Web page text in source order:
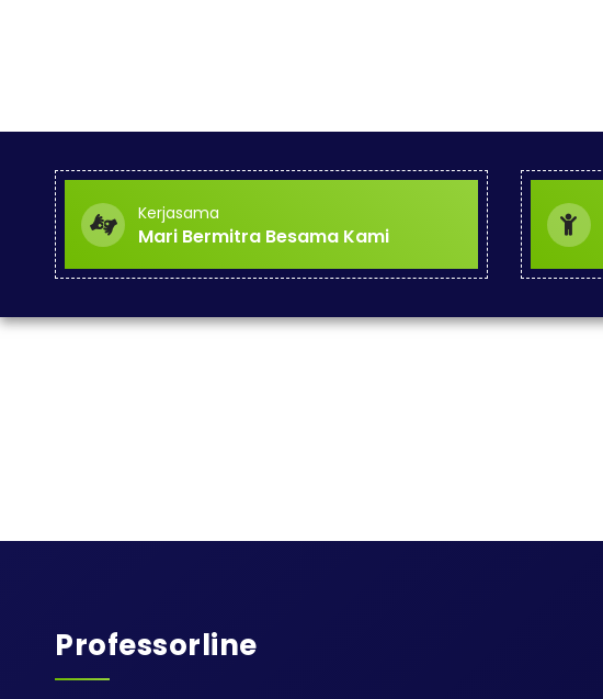
Kerjasama
Mari Bermitra Besama Kami
Professorline